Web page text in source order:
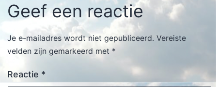
Geef een reactie
Je e-mailadres wordt niet gepubliceerd. Vereiste
velden zijn gemarkeerd met *
Reactie *